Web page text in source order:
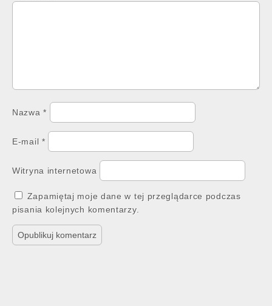
Nazwa*
E-mail *
Witryna internetowa
Zapamiętaj moje dane w tej przeglądarce podczas
pisania kolejnych komentarzy.